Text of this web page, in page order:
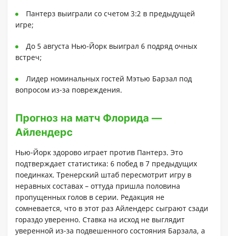
Пантерз выиграли со счетом 3:2 в предыдущей
игре;
До 5 августа Нью-Йорк выиграл 6 подряд очных
встреч;
Лидер номинальных гостей Мэтью Барзал под
вопросом из-за повреждения.
Прогноз на матч Флорида —
Айлендерс
Нью-Йорк здорово играет против Пантерз. Это
подтверждает статистика: 6 побед в 7 предыдущих
поединках. Тренерский штаб пересмотрит игру в
неравных составах – оттуда пришла половина
пропущенных голов в серии. Редакция не
сомневается, что в этот раз Айлендерс сыграют сзади
гораздо уверенно. Ставка на исход не выглядит
уверенной из-за подвешенного состояния Барзала, а